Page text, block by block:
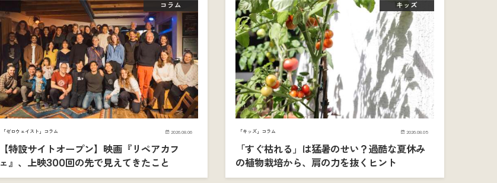
コラム
「ゼロウェイスト」コラム 2026.08.06
【特設サイトオープン】映画『リペアカフ
ェ』、上映300回の先で見えてきたこと
キッズ
「キッズ」コラム 2026.08.05
「すぐ枯れる」は猛暑のせい？過酷な夏休み
の植物栽培から、肩の力を抜くヒント